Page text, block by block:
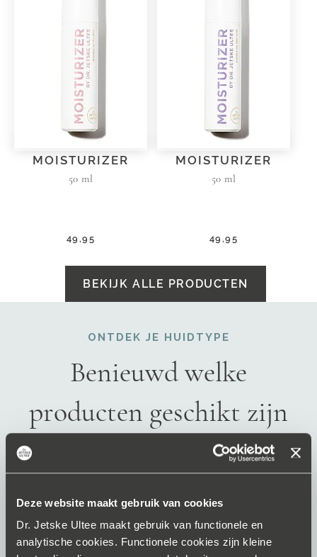
Deze website maakt gebruik van cookies
Dr. Jetske Ultee maakt gebruik van functionele en
analytische cookies. Functionele cookies zijn kleine
MOISTURIZER
50 ml
49,95
MOISTURIZER
50 ml
49,95
BEKIJK ALLE PRODUCTEN
ONTDEK JE HUIDTYPE
Benieuwd welke
producten geschikt zijn
voor jouw huid?
DOE DE HUIDANALYSE